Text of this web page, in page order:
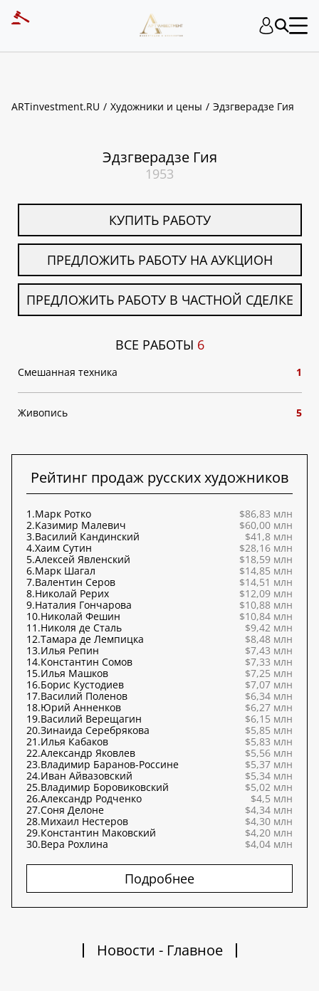
ARTinvestment.RU Художники и цены Эдзгверадзе Гия
Эдзгверадзе Гия
1953
КУПИТЬ РАБОТУ
ПРЕДЛОЖИТЬ РАБОТУ НА АУКЦИОН
ПРЕДЛОЖИТЬ РАБОТУ В ЧАСТНОЙ СДЕЛКЕ
ВСЕ РАБОТЫ 6
Смешанная техника 1
Живопись 5
Рейтинг продаж русских художников
1.Марк Ротко
$86,83 млн
2.Казимир Малевич
$60,00 млн
3.Василий Кандинский
$41,8 млн
4.Хаим Сутин
$28,16 млн
5.Алексей Явленский
$18,59 млн
6.Марк Шагал
$14,85 млн
7.Валентин Серов
$14,51 млн
8.Николай Рерих
$12,09 млн
9.Наталия Гончарова
$10,88 млн
10.Николай Фешин
$10,84 млн
11.Николя де Сталь
$9,42 млн
12.Тамара де Лемпицка
$8,48 млн
13.Илья Репин
$7,43 млн
14.Константин Сомов
$7,33 млн
15.Илья Машков
$7,25 млн
16.Борис Кустодиев
$7,07 млн
17.Василий Поленов
$6,34 млн
18.Юрий Анненков
$6,27 млн
19.Василий Верещагин
$6,15 млн
20.Зинаида Серебрякова
$5,85 млн
21.Илья Кабаков
$5,83 млн
22.Александр Яковлев
$5,56 млн
23.Владимир Баранов-Россине
$5,37 млн
24.Иван Айвазовский
$5,34 млн
25.Владимир Боровиковский
$5,02 млн
26.Александр Родченко
$4,5 млн
27.Соня Делоне
$4,34 млн
28.Михаил Нестеров
$4,30 млн
29.Константин Маковский
$4,20 млн
30.Вера Рохлина $4,04 млн
Подробнее
Новости - Главное